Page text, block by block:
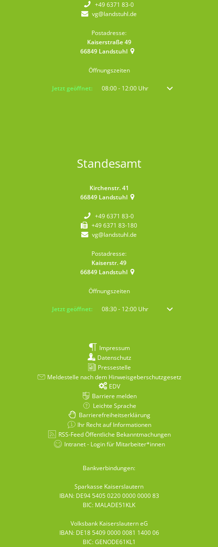
+49 6371 83-0
vg@landstuhl.de
Postadresse:
Kaiserstraße 49
66849 Landstuhl
Öffnungszeiten
Klicken, um weitere Öffnungs- oder Schließzeiten auszublenden
Jetzt geöffnet: 08:00- 12:00Uhr Von 08:00 bis 12:00
Standesamt
Kirchenstr. 41
66849 Landstuhl
+49 6371 83-0
+49 6371 83-180
vg@landstuhl.de
Postadresse:
Kaiserstr. 49
66849 Landstuhl
Öffnungszeiten
Klicken, um weitere Öffnungs- oder Schließzeiten auszublenden
Jetzt geöffnet: 08:30- 12:00Uhr Von 08:30 bis 12:00
Impressum
Datenschutz
Pressestelle
Meldestelle nach dem Hinweisgeberschutzgesetz
EDV
Barriere melden
Leichte Sprache
Barrierefreiheitserklärung
Ihr Recht auf Informationen
RSS-Feed Öffentliche Bekanntmachungen
Intranet - Login für Mitarbeiter*innen
Bankverbindungen:
Sparkasse Kaiserslautern
IBAN: DE94 5405 0220 0000 0000 83
BIC: MALADE51KLK
Volksbank Kaiserslautern eG
IBAN: DE18 5409 0000 0081 1400 06
BIC: GENODE61KL1